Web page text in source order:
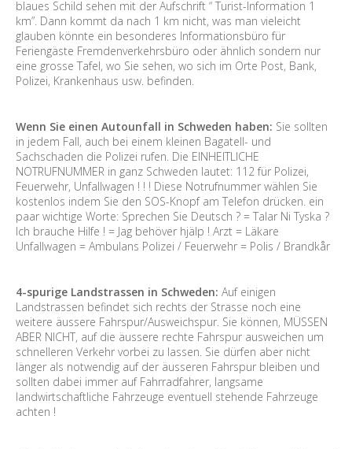
blaues Schild sehen mit der Aufschrift “ Turist-Information 1
km”. Dann kommt da nach 1 km nicht, was man vieleicht
glauben könnte ein besonderes Informationsbüro für
Feriengäste Fremdenverkehrsbüro oder ähnlich sondern nur
eine grosse Tafel, wo Sie sehen, wo sich im Orte Post, Bank,
Polizei, Krankenhaus usw. befinden.
Wenn Sie einen Autounfall in Schweden haben: Sie sollten
in jedem Fall, auch bei einem kleinen Bagatell- und
Sachschaden die Polizei rufen. Die EINHEITLICHE
NOTRUFNUMMER in ganz Schweden lautet: 112 für Polizei,
Feuerwehr, Unfallwagen ! ! ! Diese Notrufnummer wählen Sie
kostenlos indem Sie den SOS-Knopf am Telefon drücken. ein
paar wichtige Worte: Sprechen Sie Deutsch ? = Talar Ni Tyska ?
Ich brauche Hilfe ! = Jag behöver hjälp ! Arzt = Läkare
Unfallwagen = Ambulans Polizei / Feuerwehr = Polis / Brandkår
4-spurige Landstrassen in Schweden: Auf einigen
Landstrassen befindet sich rechts der Strasse noch eine
weitere äussere Fahrspur/Ausweichspur. Sie können, MÜSSEN
ABER NICHT, auf die äussere rechte Fahrspur ausweichen um
schnelleren Verkehr vorbei zu lassen. Sie dürfen aber nicht
länger als notwendig auf der äusseren Fahrspur bleiben und
sollten dabei immer auf Fahrradfahrer, langsame
landwirtschaftliche Fahrzeuge eventuell stehende Fahrzeuge
achten !